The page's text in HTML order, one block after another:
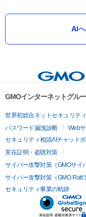
AI
GMOインターネットグル
世界初総合ネットセキュリテ
パスワード漏洩診断
Web
セキュリティ相談AIチャットボ
実在証明・盗聴対策
サイバー攻撃対策（GMOサイ
サイバー攻撃対策（GMO Flatt
セキュリティ事業の軌跡